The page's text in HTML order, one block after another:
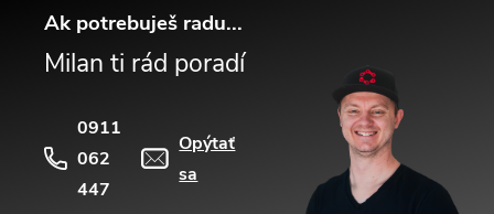
Ak potrebuješ radu...
Milan ti rád poradí
0911
062
447
Opýtať
sa